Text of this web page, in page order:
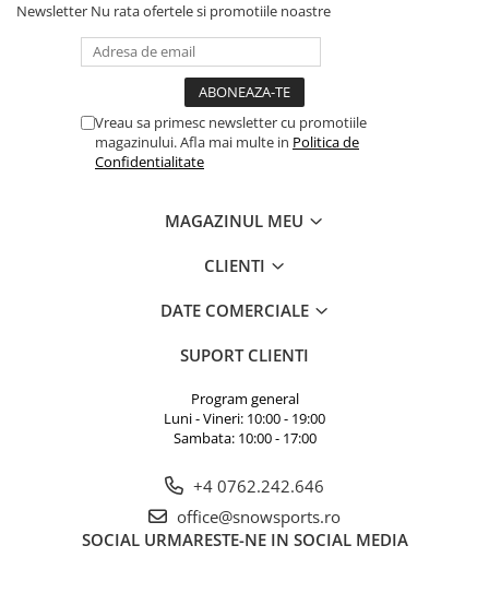
Newsletter Nu rata ofertele si promotiile noastre
Vreau sa primesc newsletter cu promotiile
magazinului. Afla mai multe in Politica de
Confidentialitate
MAGAZINUL MEU
CLIENTI
DATE COMERCIALE
SUPORT CLIENTI
Program general
Luni - Vineri: 10:00 - 19:00
Sambata: 10:00 - 17:00
+4 0762.242.646
office@snowsports.ro
SOCIAL URMARESTE-NE IN SOCIAL MEDIA